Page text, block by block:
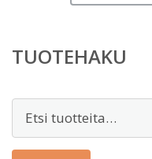
TUOTEHAKU
Etsi: